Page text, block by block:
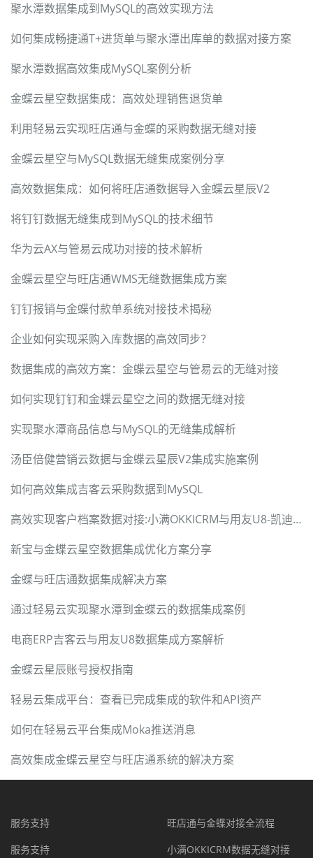
聚水潭数据集成到MySQL的高效实现方法
如何集成畅捷通T+进货单与聚水潭出库单的数据对接方案
聚水潭数据高效集成MySQL案例分析
金蝶云星空数据集成：高效处理销售退货单
利用轻易云实现旺店通与金蝶的采购数据无缝对接
金蝶云星空与MySQL数据无缝集成案例分享
高效数据集成：如何将旺店通数据导入金蝶云星辰V2
将钉钉数据无缝集成到MySQL的技术细节
华为云AX与管易云成功对接的技术解析
金蝶云星空与旺店通WMS无缝数据集成方案
钉钉报销与金蝶付款单系统对接技术揭秘
企业如何实现采购入库数据的高效同步？
数据集成的高效方案：金蝶云星空与管易云的无缝对接
如何实现钉钉和金蝶云星空之间的数据无缝对接
实现聚水潭商品信息与MySQL的无缝集成解析
汤臣倍健营销云数据与金蝶云星辰V2集成实施案例
如何高效集成吉客云采购数据到MySQL
高效实现客户档案数据对接:小满OKKICRM与用友U8-凯迪森
新宝与金蝶云星空数据集成优化方案分享
金蝶与旺店通数据集成解决方案
通过轻易云实现聚水潭到金蝶云的数据集成案例
电商ERP吉客云与用友U8数据集成方案解析
金蝶云星辰账号授权指南
轻易云集成平台：查看已完成集成的软件和API资产
如何在轻易云平台集成Moka推送消息
高效集成金蝶云星空与旺店通系统的解决方案
服务支持
服务支持
旺店通与金蝶对接全流程
小满OKKICRM数据无缝对接